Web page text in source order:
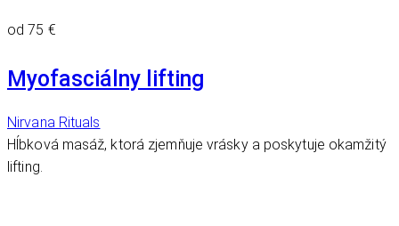
od 75 €
Myofasciálny lifting
Nirvana Rituals
Hĺbková masáž, ktorá zjemňuje vrásky a poskytuje okamžitý
lifting.